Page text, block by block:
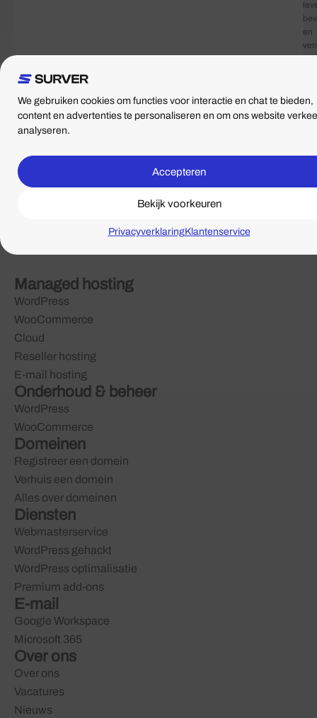
We gebruiken cookies om functies voor interactie en chat te bieden,
content en advertenties te personaliseren en om ons website
analyseren.
Accepteren
Bekijk voorkeuren
PrivacyverklaringKlantenservice
en
Managed hosting
WordPress
WooCommerce
Cloud
Reseller hosting
E-mail hosting
Onderhoud & beheer
WordPress
WooCommerce
Domeinen
Registreer een domein
Verhuis een domein
Alles over domeinen
Diensten
Webmasterservice
WordPress gehackt
WordPress optimalisatie
Premium add-ons
E-mail
Google Workspace
Microsoft 365
Over ons
Over ons
Vacatures
Nieuws